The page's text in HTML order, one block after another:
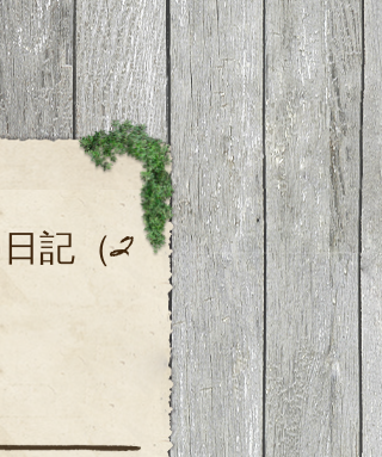
記（2